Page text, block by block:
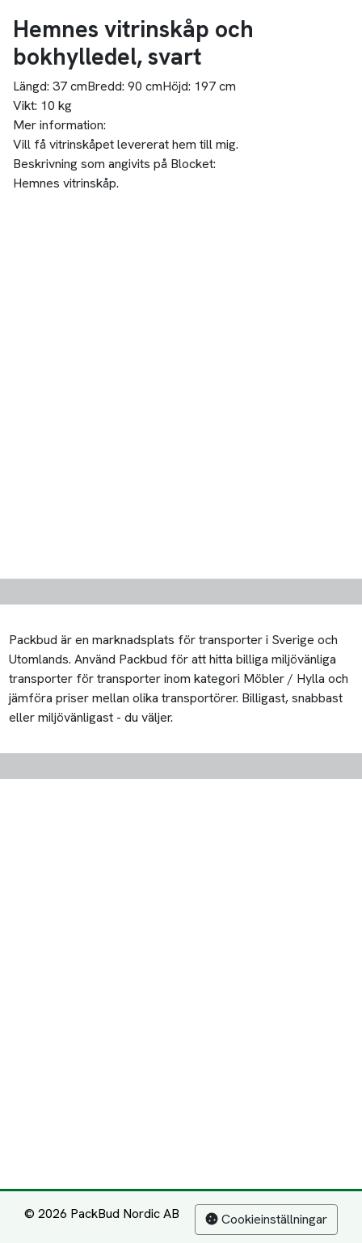
Hemnes vitrinskåp och
bokhylledel, svart
Längd: 37 cmBredd: 90 cmHöjd: 197 cm
Vikt: 10 kg
Mer information:
Vill få vitrinskåpet levererat hem till mig.
Beskrivning som angivits på Blocket:
Hemnes vitrinskåp.
Packbud är en marknadsplats för transporter i Sverige och
Utomlands. Använd Packbud för att hitta billiga miljövänliga
transporter för transporter inom kategori Möbler / Hylla och
jämföra priser mellan olika transportörer. Billigast, snabbast
eller miljövänligast - du väljer.
© 2026 PackBud Nordic AB Cookieinställningar